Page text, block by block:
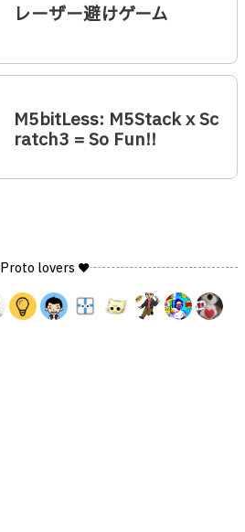
レーザー避けゲーム
M5bitLess: M5Stack x Sc
ratch3 = So Fun!!
Proto lovers ♥